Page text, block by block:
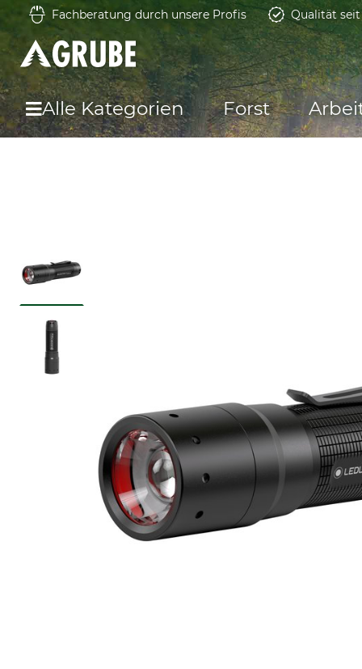
Fachberatung durch unsere Profis Qualität
Alle Kategorien Forst